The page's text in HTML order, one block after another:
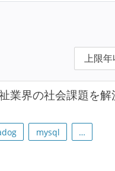
業界の社会課題を解
mysql …